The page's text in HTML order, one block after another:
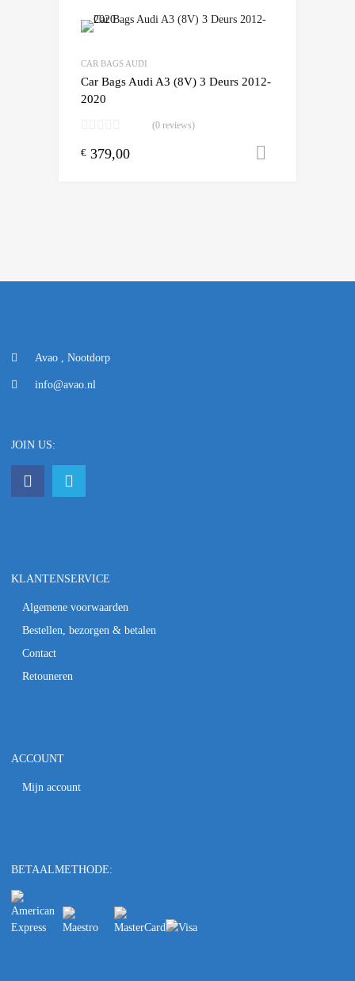
CAR BAGS AUDI
Car Bags Audi A3 (8V) 3 Deurs 2012-
2020
(0 reviews)
€ 379,00
Avao , Nootdorp
info@avao.nl
JOIN US:
KLANTENSERVICE
Algemene voorwaarden
Bestellen, bezorgen & betalen
Contact
Retouneren
ACCOUNT
Mijn account
BETAALMETHODE: